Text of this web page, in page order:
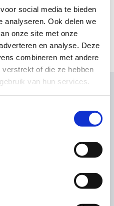
social media te bieden
analyseren. Ook delen we
onze site met onze
en analyse. Deze
combineren met andere
of die ze hebben
van hun services.
borst- en kunstvoeding
zeggen